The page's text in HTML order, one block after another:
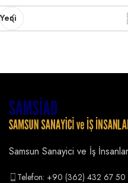
Yeni
Samsun Sanayici ve İş
Telefon: +90 (362) 432 67 50